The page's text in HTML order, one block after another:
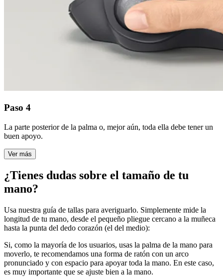
Paso 4
La parte posterior de la palma o, mejor aún, toda ella debe tener un
buen apoyo.
Ver más
¿Tienes dudas sobre el tamaño de tu
mano?
Usa nuestra guía de tallas para averiguarlo. Simplemente mide la
longitud de tu mano, desde el pequeño pliegue cercano a la muñeca
hasta la punta del dedo corazón (el del medio):
Si, como la mayoría de los usuarios, usas la palma de la mano para
moverlo, te recomendamos una forma de ratón con un arco
pronunciado y con espacio para apoyar toda la mano. En este caso,
es muy importante que se ajuste bien a la mano.